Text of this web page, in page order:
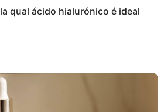
qual ácido hialurónico é ideal